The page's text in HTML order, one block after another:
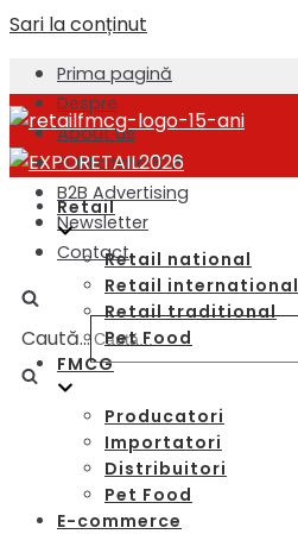
Sari la conținut
Prima pagină
Despre
About us
Publicitate B2B
B2B Advertising
Newsletter
Contact
Caută...
Retail
Retail national
Retail international
Retail traditional
Pet Food
FMCG
Producatori
Importatori
Distribuitori
Pet Food
E-commerce